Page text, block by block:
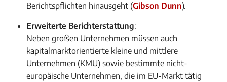
Berichtspflichten hinausgeht​ (Gibson Dunn)​.
Erweiterte Berichterstattung:
Neben großen Unternehmen müssen auch
kapitalmarktorientierte kleine und mittlere
Unternehmen (KMU) sowie bestimmte nicht-
europäische Unternehmen, die im EU-Markt tätig